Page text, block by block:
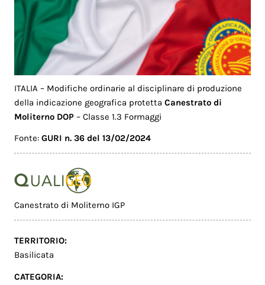
ITALIA – Modifiche ordinarie al disciplinare di produzione
della indicazione geografica protettaCanestrato di
Moliterno DOP – Classe 1.3 Formaggi
Fonte:GURI n. 36 del 13/02/2024
Canestrato di Moliterno IGP
TERRITORIO:
Basilicata
CATEGORIA: